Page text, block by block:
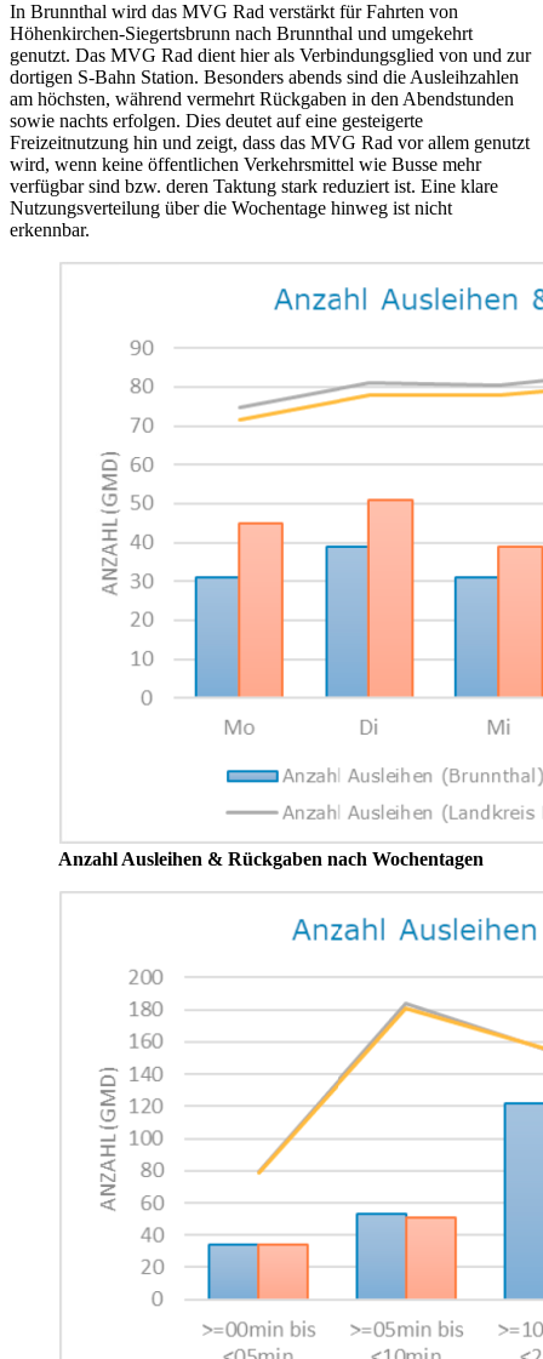
In Brunnthal wird das MVG Rad verstärkt für Fahrten von
Höhenkirchen-Siegertsbrunn nach Brunnthal und umgekehrt
genutzt. Das MVG Rad dient hier als Verbindungsglied von und zur
dortigen S-Bahn Station. Besonders abends sind die Ausleihzahlen
am höchsten, während vermehrt Rückgaben in den Abendstunden
sowie nachts erfolgen. Dies deutet auf eine gesteigerte
Freizeitnutzung hin und zeigt, dass das MVG Rad vor allem genutzt
wird, wenn keine öffentlichen Verkehrsmittel wie Busse mehr
verfügbar sind bzw. deren Taktung stark reduziert ist. Eine klare
Nutzungsverteilung über die Wochentage hinweg ist nicht
erkennbar.
Anzahl Ausleihen & Rückgaben nach Wochentagen